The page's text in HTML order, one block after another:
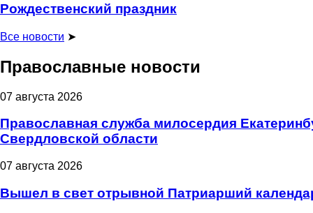
Рождественский праздник
Все новости ➤
Православные новости
07 августа 2026
Православная служба милосердия
Свердловской области
07 августа 2026
Вышел в свет отрывной Патриарший